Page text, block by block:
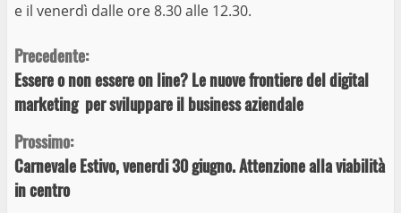
e il venerdì dalle ore 8.30 alle 12.30.
Continue
Reading
Precedente:
Essere o non essere on line? Le nuove frontiere del digital
marketing per sviluppare il business aziendale
Prossimo:
Carnevale Estivo, venerdi 30 giugno. Attenzione alla viabilità
in centro